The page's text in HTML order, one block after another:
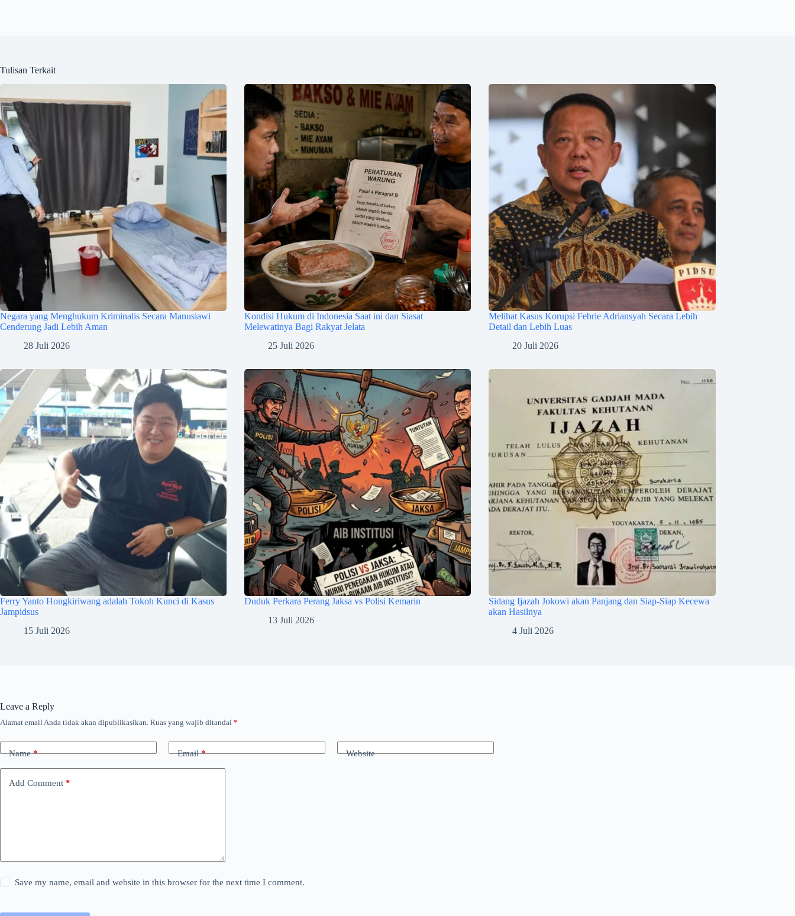
Tulisan Terkait
Negara yang Menghukum Kriminalis Secara Manusiawi
Cenderung Jadi Lebih Aman
28 Juli 2026
Kondisi Hukum di Indonesia Saat ini dan Siasat
Melewatinya Bagi Rakyat Jelata
25 Juli 2026
Melihat Kasus Korupsi Febrie Adriansyah Secara Lebih
Detail dan Lebih Luas
20 Juli 2026
Ferry Yanto Hongkiriwang adalah Tokoh Kunci di Kasus
Jampidsus
15 Juli 2026
Duduk Perkara Perang Jaksa vs Polisi Kemarin
13 Juli 2026
Sidang Ijazah Jokowi akan Panjang dan Siap-Siap Kecewa
akan Hasilnya
4 Juli 2026
Leave a Reply
Alamat email Anda tidak akan dipublikasikan. Ruas yang wajib ditandai *
Name* Email* Website
Add Comment *
Save my name, email and website in this browser for the next time I comment.